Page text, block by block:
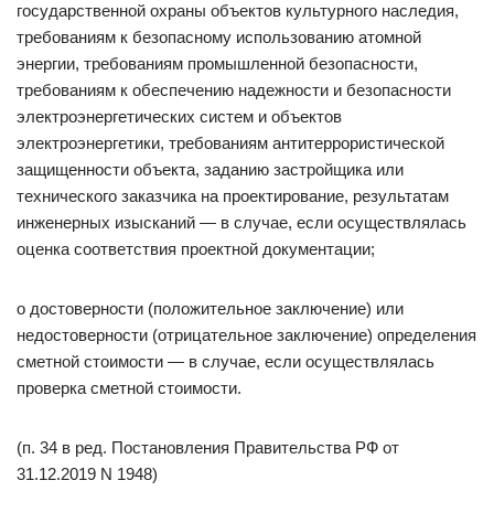
государственной охраны объектов культурного наследия,
требованиям к безопасному использованию атомной
энергии, требованиям промышленной безопасности,
требованиям к обеспечению надежности и безопасности
электроэнергетических систем и объектов
электроэнергетики, требованиям антитеррористической
защищенности объекта, заданию застройщика или
технического заказчика на проектирование, результатам
инженерных изысканий — в случае, если осуществлялась
оценка соответствия проектной документации;
о достоверности (положительное заключение) или
недостоверности (отрицательное заключение) определения
сметной стоимости — в случае, если осуществлялась
проверка сметной стоимости.
(п. 34 в ред. Постановления Правительства РФ от
31.12.2019 N 1948)